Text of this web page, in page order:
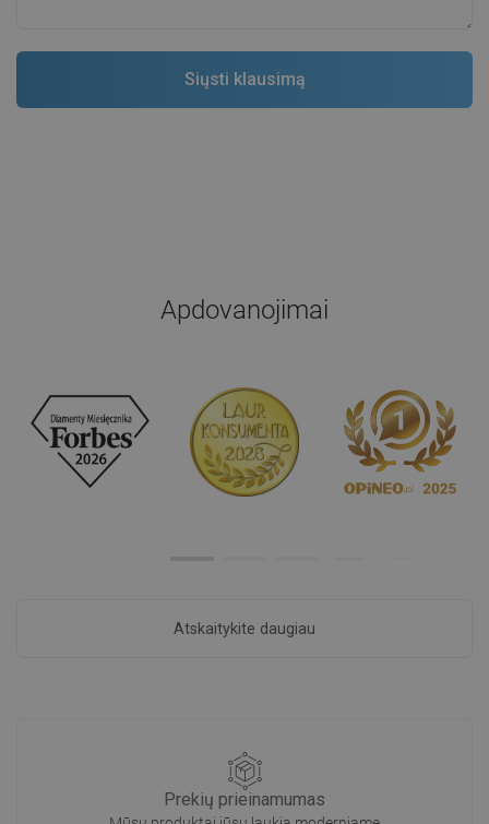
Apdovanojimai
Atskaitykite daugiau
Prekių prieinamumas